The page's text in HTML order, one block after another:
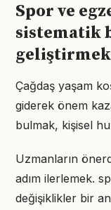
Spor ve
sistematik
geliştirmek
Çağdaş yaşam
giderek önem
bulmak, kişisel
Uzmanların
adım ilerlemek.
değişiklikler bir